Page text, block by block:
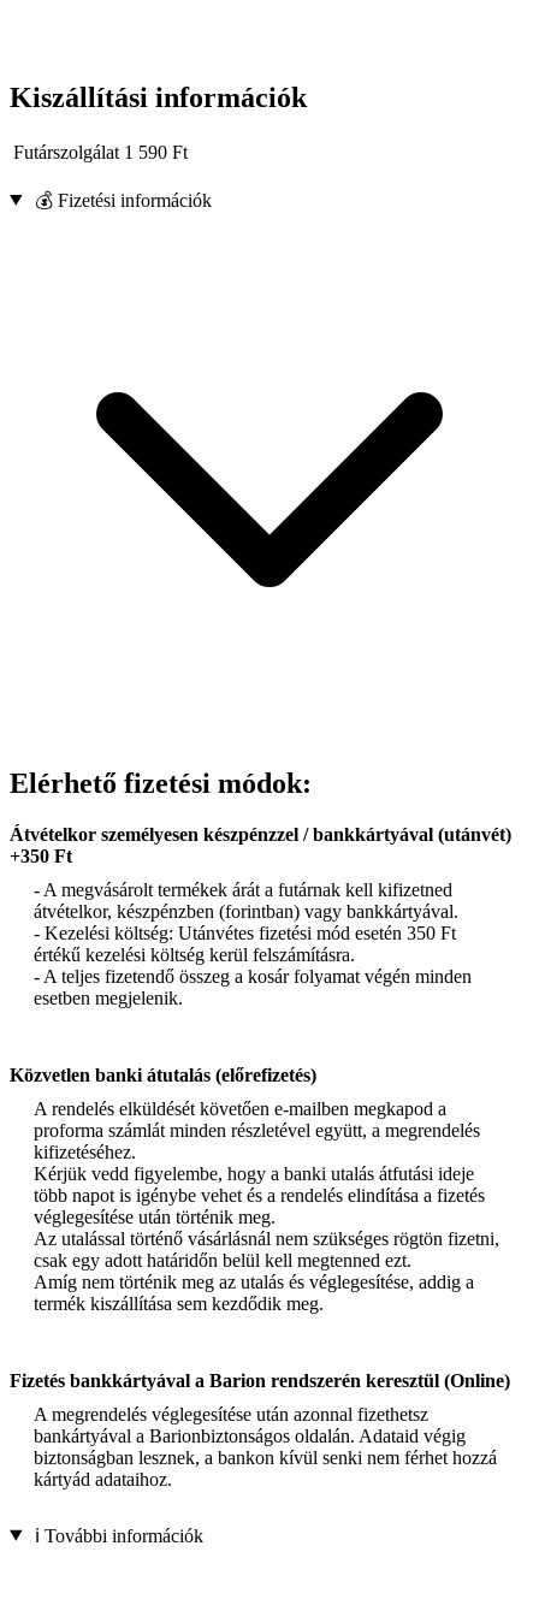
Kiszállítási információk
Futárszolgálat 1 590 Ft
💰 Fizetési információk
Elérhető fizetési módok:
Átvételkor személyesen készpénzzel / bankkártyával (utánvét)
+350 Ft
- A megvásárolt termékek árát a futárnak kell kifizetned
átvételkor, készpénzben (forintban) vagy bankkártyával.
- Kezelési költség: Utánvétes fizetési mód esetén 350 Ft
értékű kezelési költség kerül felszámításra.
- A teljes fizetendő összeg a kosár folyamat végén minden
esetben megjelenik.
Közvetlen banki átutalás (előrefizetés)
A rendelés elküldését követően e-mailben megkapod a
proforma számlát minden részletével együtt, a megrendelés
kifizetéséhez.
Kérjük vedd figyelembe, hogy a banki utalás átfutási ideje
több napot is igénybe vehet és a rendelés elindítása a fizetés
véglegesítése után történik meg.
Az utalással történő vásárlásnál nem szükséges rögtön fizetni,
csak egy adott határidőn belül kell megtenned ezt.
Amíg nem történik meg az utalás és véglegesítése, addig a
termék kiszállítása sem kezdődik meg.
Fizetés bankkártyával a Barion rendszerén keresztül (Online)
A megrendelés véglegesítése után azonnal fizethetsz
bankártyával a Barionbiztonságos oldalán. Adataid végig
biztonságban lesznek, a bankon kívül senki nem férhet hozzá
kártyád adataihoz.
ℹ️ További információk